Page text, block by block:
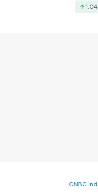
1.04
CNBC